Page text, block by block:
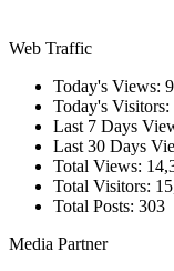
Web Traffic
Today's Views:
Today's Visitors:
Last 7 Days
Last 30 Days
Total Views:
Total Visitors:
Total Posts: 303
Media Partner